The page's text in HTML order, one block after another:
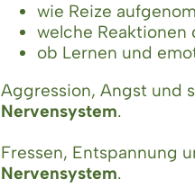
wie Reize
welche Reaktionen
ob Lernen und
Aggression, Angst und
Nervensystem.
Fressen, Entspannung
Nervensystem.